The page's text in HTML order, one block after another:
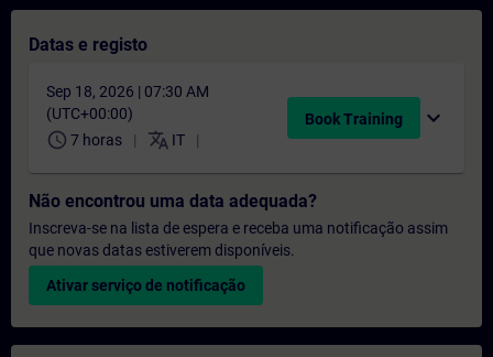
Datas e registo
Sep 18, 2026 | 07:30 AM
(UTC+00:00)
schedule 7 horas translate IT
Book Training expand_more
Não encontrou uma data adequada?
Inscreva-se na lista de espera e receba uma notificação assim
que novas datas estiverem disponíveis.
Ativar serviço de notificação